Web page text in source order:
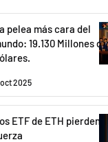
pelea más cara del
19.130 Millones de
oct 2025
ETF de ETH pierden